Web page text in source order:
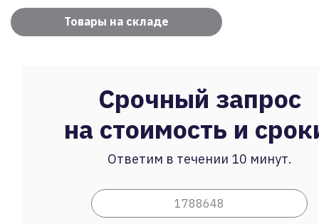
Товары на складе
Срочный запрос
на стоимость и
Ответим в течении 10 минут.